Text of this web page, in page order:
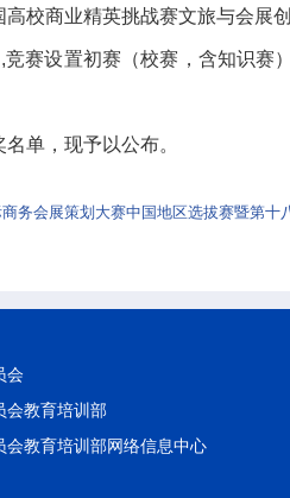
校商业精英挑战赛文旅与会展
赛设置初赛（校赛，含知识赛
单，现予以公布。
务会展策划大赛中国地区选拔赛暨第
会
会教育培训部
教育培训部网络信息中心